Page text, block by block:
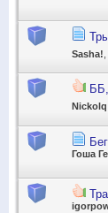
Sasha!
Nickolq
Гоша